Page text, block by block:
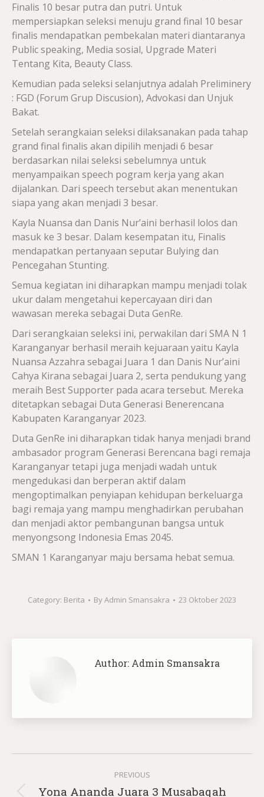
Finalis 10 besar putra dan putri. Untuk
mempersiapkan seleksi menuju grand final 10 besar
finalis mendapatkan pembekalan materi diantaranya
Public speaking, Media sosial, Upgrade Materi
Tentang Kita, Beauty Class.
Kemudian pada seleksi selanjutnya adalah Preliminery
: FGD (Forum Grup Discusion), Advokasi dan Unjuk
Bakat.
Setelah serangkaian seleksi dilaksanakan pada tahap
grand final finalis akan dipilih menjadi 6 besar
berdasarkan nilai seleksi sebelumnya untuk
menyampaikan speech pogram kerja yang akan
dijalankan. Dari speech tersebut akan menentukan
siapa yang akan menjadi 3 besar.
Kayla Nuansa dan Danis Nur’aini berhasil lolos dan
masuk ke 3 besar. Dalam kesempatan itu, Finalis
mendapatkan pertanyaan seputar Bulying dan
Pencegahan Stunting.
Semua kegiatan ini diharapkan mampu menjadi tolak
ukur dalam mengetahui kepercayaan diri dan
wawasan mereka sebagai Duta GenRe.
Dari serangkaian seleksi ini, perwakilan dari SMA N 1
Karanganyar berhasil meraih kejuaraan yaitu Kayla
Nuansa Azzahra sebagai Juara 1 dan Danis Nur’aini
Cahya Kirana sebagai Juara 2, serta pendukung yang
meraih Best Supporter pada acara tersebut. Mereka
ditetapkan sebagai Duta Generasi Benerencana
Kabupaten Karanganyar 2023.
Duta GenRe ini diharapkan tidak hanya menjadi brand
ambasador program Generasi Berencana bagi remaja
Karanganyar tetapi juga menjadi wadah untuk
mengedukasi dan berperan aktif dalam
mengoptimalkan penyiapan kehidupan berkeluarga
bagi remaja yang mampu menghadirkan perubahan
dan menjadi aktor pembangunan bangsa untuk
menyongsong Indonesia Emas 2045.
SMAN 1 Karanganyar maju bersama hebat semua.
Category: Berita ByAdmin Smansakra 23 Oktober 2023
Author: Admin Smansakra
navigation
PREVIOUS
Yona Ananda Juara 3 Musabaqah